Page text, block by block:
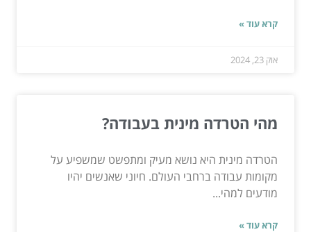
קרא עוד »
אוק 23, 2024
מהי הטרדה מינית בעבודה?
הטרדה מינית היא נושא מעיק ומתפשט שמשפיע על
מקומות עבודה ברחבי העולם. חיוני שאנשים יהיו
מודעים למהי...
קרא עוד »